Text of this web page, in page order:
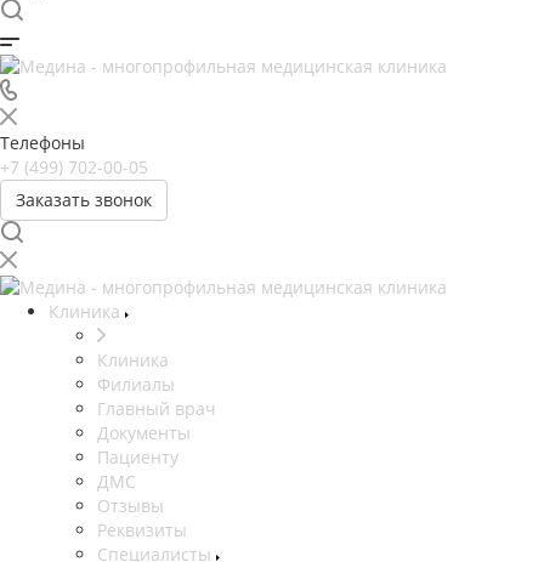
Телефоны
+7 (499) 702-00-05
Заказать звонок
Клиника
Клиника
Филиалы
Главный врач
Документы
Пациенту
ДМС
Отзывы
Реквизиты
Специалисты